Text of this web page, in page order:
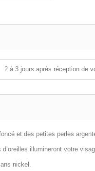
2 à 3 jours après réception de
et des petites perles
illumineront votre
nickel.